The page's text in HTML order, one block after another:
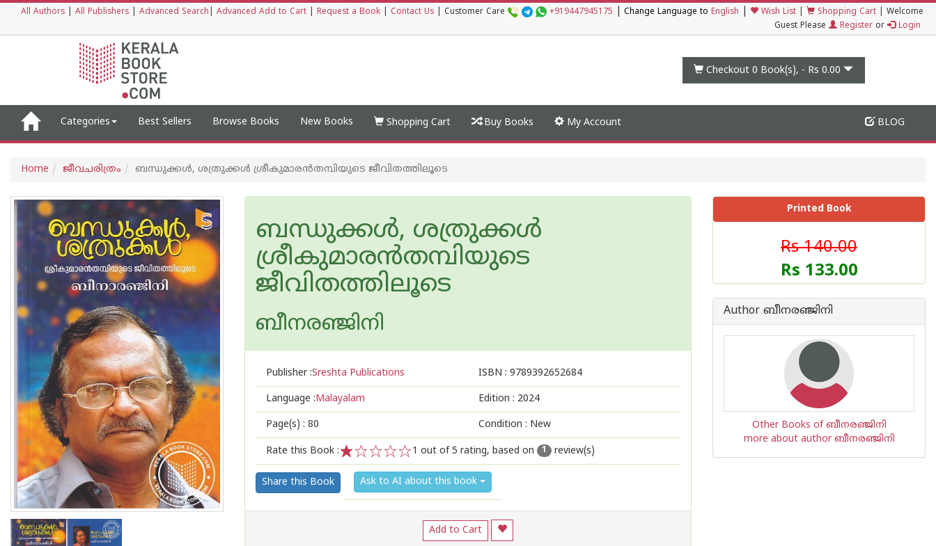
All Authors All Publishers Advanced Search Advanced Add to Cart Request a Book Contact Us Customer Care +919447945175 Change Language to English Wish List Shopping Cart
Welcome
Guest Please
Register or Login
Checkout 0 Book(s), - Rs 0.00
Categories Best Sellers Browse Books New Books Shopping Cart Buy Books My Account BLOG
Home ജീവചരിത്രം ബന്ധുക്കൾ, ശത്രുക്കൾ ശ്രീകുമാരൻതമ്പിയുടെ ജീവിതത്തിലൂടെ
ബന്ധുക്കൾ, ശത്രുക്കൾ
ശ്രീകുമാരൻതമ്പിയുടെ
ജീവിതത്തിലൂടെ
ബീനരഞ്ജിനി
Publisher :Sreshta Publications ISBN : 9789392652684
Language :Malayalam Edition : 2024
Page(s) : 80 Condition : New
Rate this Book :
5
4
3
2
1
1 out of 5 rating, based on 1 review(s)
Share this Book Ask to AI about this book
Add to Cart
Printed Book
Rs 140.00
Rs 133.00
Author ബീനരഞ്ജിനി
Other Books of ബീനരഞ്ജിനി
more about author ബീനരഞ്ജിനി